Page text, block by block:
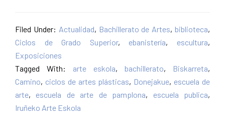
Filed Under: Actualidad, Bachillerato de Artes, biblioteca,
Ciclos de Grado Superior, ebanistería, escultura,
Exposiciones
Tagged With: arte eskola, bachillerato, Biskarreta,
Camino, ciclos de artes plásticas, Donejakue, escuela de
arte, escuela de arte de pamplona, escuela publica,
Iruñeko Arte Eskola